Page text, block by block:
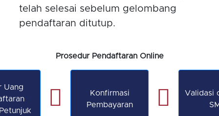
telah selesai sebelum gelombang
pendaftaran ditutup.
Prosedur Pendaftaran Online
Uang
Konfirmasi
Pembayaran
Validasi